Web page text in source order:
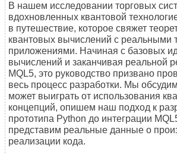
В нашем исследовании торговых
вдохновленных квантовой
в путешествие, которое свяжет
квантовых вычислений с реальными
приложениями. Начиная с базовых
вычислений и заканчивая реальной
MQL5, это руководство призвано
весь процесс разработки. Мы
может выиграть от использования
концепций, опишем наш подход к
прототипа Python до интеграции
представим реальные данные о
реализации кода.